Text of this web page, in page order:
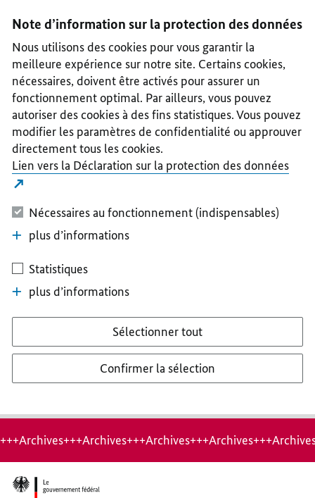
II
III
IV
V
Note d’information sur la protection des données
Nous utilisons des cookies pour vous garantir la
meilleure expérience sur notre site. Certains cookies,
nécessaires, doivent être activés pour assurer un
fonctionnement optimal. Par ailleurs, vous pouvez
autoriser des cookies à des fins statistiques. Vous pouvez
modifier les paramètres de confidentialité ou approuver
directement tous les cookies.
Lien vers la Déclaration sur la protection des données
Nécessaires au fonctionnement (indispensables)
plus d’informations
Statistiques
plus d’informations
Sélectionner tout
Confirmer la sélection